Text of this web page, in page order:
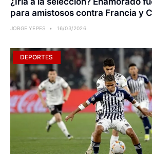
para amistosos contra Francia y
JORGE YEPES 16/03/2026
DEPORTES